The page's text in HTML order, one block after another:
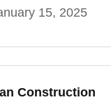
15, 2025
Construction